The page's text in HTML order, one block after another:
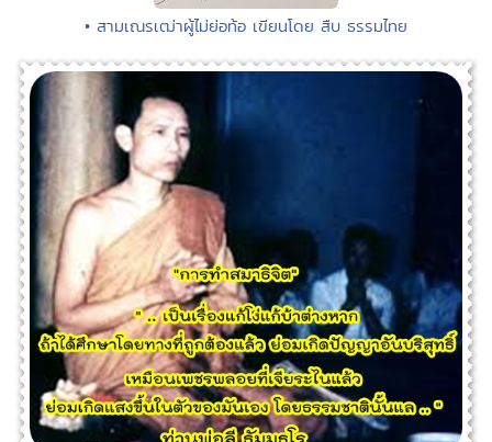
• สามเณรเฒ่าผู้ไม่ย่อท้อ เขียนโดย สืบ ธรรมไทย